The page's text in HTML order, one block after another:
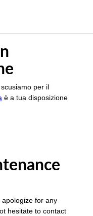
per il
è a tua disposizione
for any
hesitate to contact